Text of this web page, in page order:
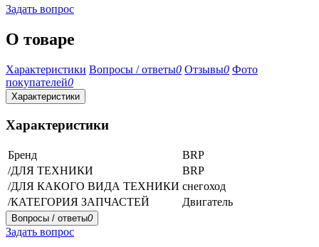
Задать вопрос
О товаре
Характеристики Вопросы / ответы0 Отзывы0 Фото
покупателей0
Характеристики
Характеристики
Бренд
BRP
/ДЛЯ ТЕХНИКИ
BRP
/ДЛЯ КАКОГО ВИДА ТЕХНИКИ снегоход
/КАТЕГОРИЯ ЗАПЧАСТЕЙ
Двигатель
Вопросы / ответы0
Задать вопрос